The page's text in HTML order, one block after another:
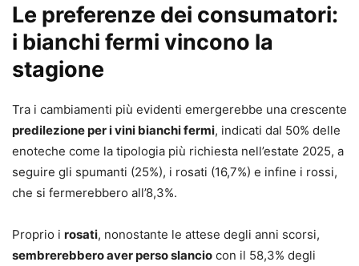
Le preferenze dei consumatori:
i bianchi fermi vincono la
stagione
Tra i cambiamenti più evidenti emergerebbe una crescente
predilezione per i vini bianchi fermi, indicati dal 50% delle
enoteche come la tipologia più richiesta nell’estate 2025, a
seguire gli spumanti (25%), i rosati (16,7%) e infine i rossi,
che si fermerebbero all’8,3%.
Proprio i rosati, nonostante le attese degli anni scorsi,
sembrerebbero aver perso slancio con il 58,3% degli